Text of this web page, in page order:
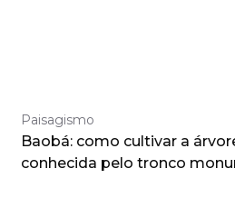
Paisagismo
Baobá: como cultivar a
conhecida pelo tronco